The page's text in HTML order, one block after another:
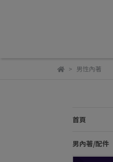
男性內著
首頁
男內著/配件